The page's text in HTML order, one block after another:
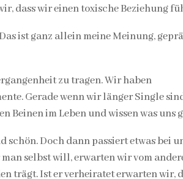
dass wir einen toxische Beziehung
ist ganz allein meine Meinung,
zu tragen. Wir haben
Gerade wenn wir länger Single
Beinen im Leben und wissen was uns
schön. Doch dann passiert etwas bei
selbst will, erwarten wir vom
trägt. Ist er verheiratet erwarten wir,